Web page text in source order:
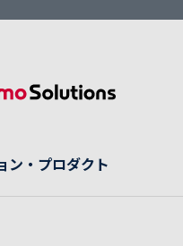
機能の販売を開始しま
イベント
出展します！
」のNTTグループブースに出
ン・ プロダクト